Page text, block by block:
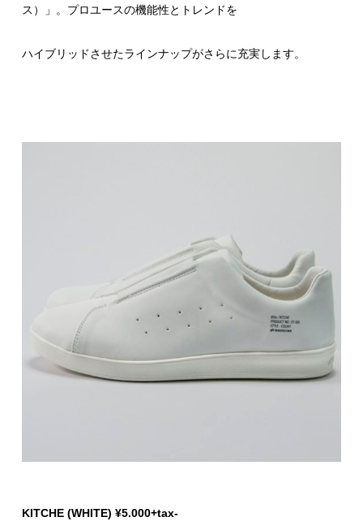
ス）」。プロユースの機能性とトレンドを
ハイブリッドさせたラインナップがさらに充実します。
KITCHE (WHITE) ¥5.000+tax-